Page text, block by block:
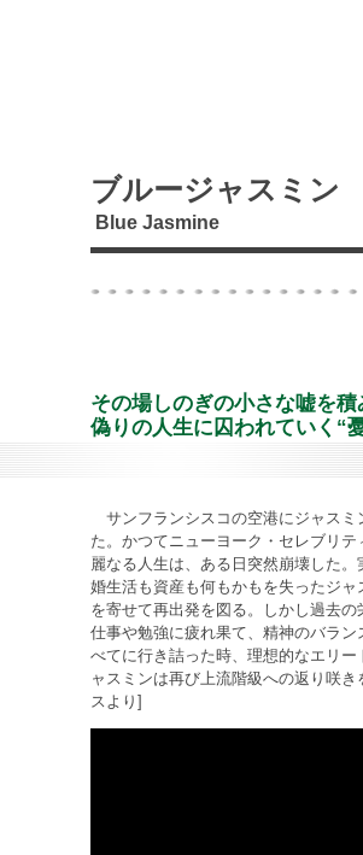
ブルージャスミン
Blue Jasmine
その場しのぎの小さな嘘を積
偽りの人生に囚われていく“
サンフランシスコの空港にジャスミ
た。かつてニューヨーク・セレブリ
麗なる人生は、ある日突然崩壊した
婚生活も資産も何もかもを失ったジ
を寄せて再出発を図る。しかし過去
仕事や勉強に疲れ果て、精神のバラ
べてに行き詰った時、理想的なエリ
ャスミンは再び上流階級への返り咲
スより]